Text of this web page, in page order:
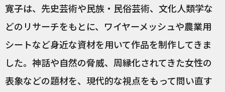
寛子は、先史芸術や民族・民俗芸術、文化人類学な
どのリサーチをもとに、ワイヤーメッシュや農業用
シートなど身近な資材を用いて作品を制作してきま
した。神話や自然の脅威、周縁化されてきた女性の
表象などの題材を、現代的な視点をもって問い直す